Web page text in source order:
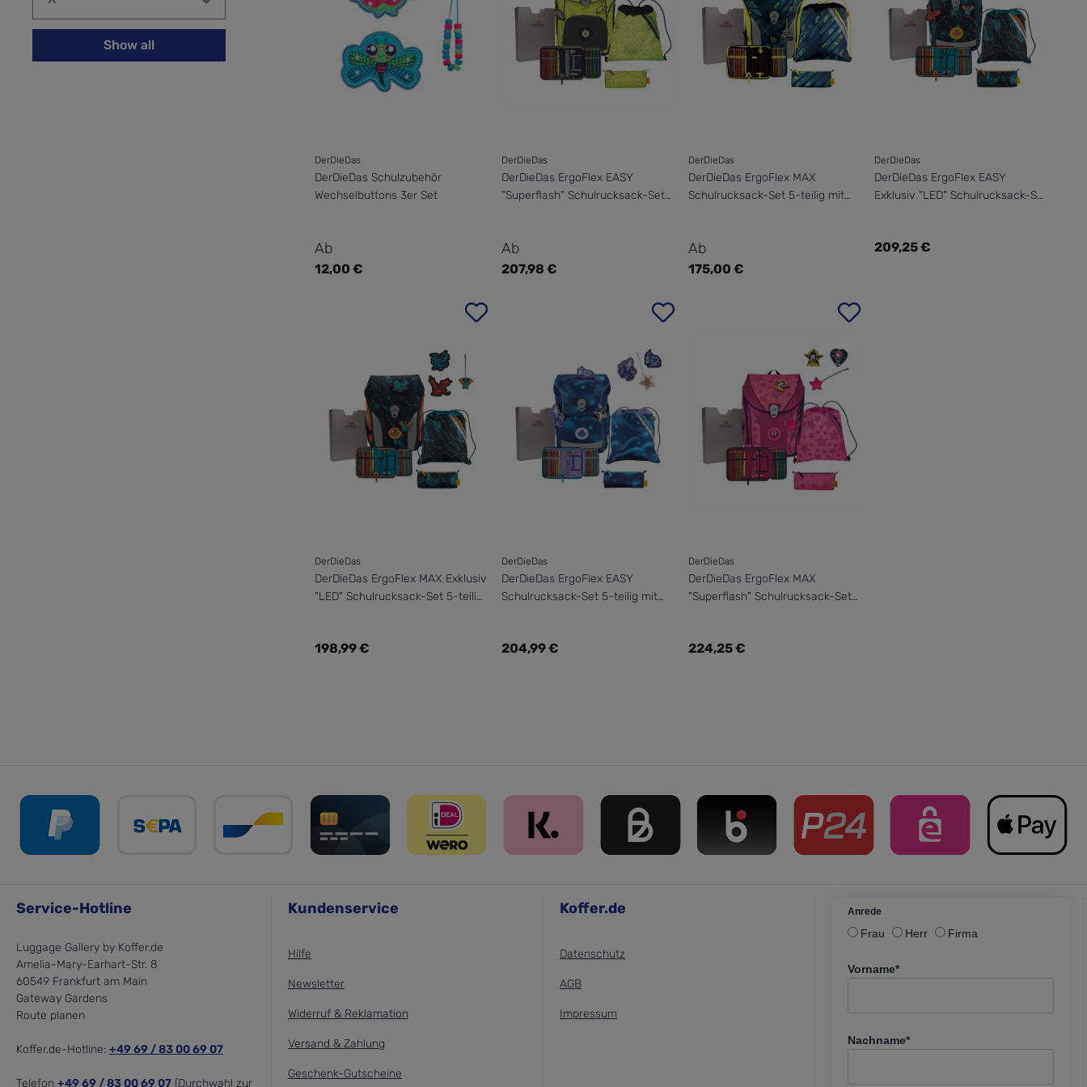
Show all
DerDieDas
DerDieDas Schulzubehör
Wechselbuttons 3er Set
Regulärer Preis:
Ab
12,00 €
DerDieDas
DerDieDas ErgoFlex EASY
"Superflash" Schulrucksack-Set
Regulärer Preis:
Ab
207,98 €
DerDieDas
DerDieDas ErgoFlex MAX
Schulrucksack-Set 5-teilig mit
Regulärer Preis:
Ab
175,00 €
DerDieDas
DerDieDas ErgoFlex EASY
Exklusiv "LED" Schulrucksack-Set
Regulärer Preis:
209,25 €
DerDieDas
DerDieDas ErgoFlex MAX Exklusiv
"LED" Schulrucksack-Set 5-teilig
Regulärer Preis:
198,99 €
DerDieDas
DerDieDas ErgoFlex EASY
Schulrucksack-Set 5-teilig mit
Regulärer Preis:
204,99 €
DerDieDas
DerDieDas ErgoFlex MAX
"Superflash" Schulrucksack-Set
Regulärer Preis:
224,25 €
Service-Hotline
Luggage Gallery by Koffer.de
Amelia-Mary-Earhart-Str. 8
60549 Frankfurt am Main
Gateway Gardens
Route planen
Koffer.de-Hotline: +49 69 / 83 00 69 07
Telefon +49 69 / 83 00 69 07 (Durchwahl zur
Kundenservice
Hilfe
Newsletter
Widerruf & Reklamation
Versand & Zahlung
Geschenk-Gutscheine
Koffer.de
Datenschutz
AGB
Impressum
Anrede
Frau Herr Firma
Vorname*
Nachname*